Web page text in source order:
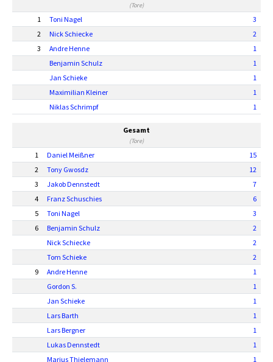
(Tore)
1 Toni Nagel
3
2
Nick Schiecke
2
3
Andre Henne
1
Benjamin Schulz
1
Jan Schieke
1
Maximilian Kleiner
1
Niklas Schrimpf
1
Gesamt
(Tore)
1 Daniel Meißner
15
2
Tony Gwosdz
12
3
Jakob Dennstedt
7
4
Franz Schuschies
6
5
Toni Nagel
3
6
Benjamin Schulz
2
Nick Schiecke
2
Tom Schieke
2
9
Andre Henne
1
Gordon S.
1
Jan Schieke
1
Lars Barth
1
Lars Bergner
1
Lukas Dennstedt
1
Marius Thielemann
1